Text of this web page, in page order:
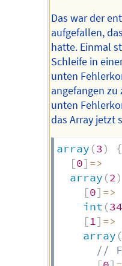
Das war der
aufgefallen,
hatte. Einmal
Schleife in
unten
angefangen
unten
das Array jetzt
array (3)
{
[0] =>
array (2)
[0] =>
int (
[1] =>
array (
//